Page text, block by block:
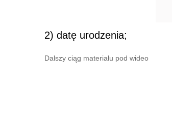
2) datę urodzenia;
Dalszy ciąg materiału pod wideo